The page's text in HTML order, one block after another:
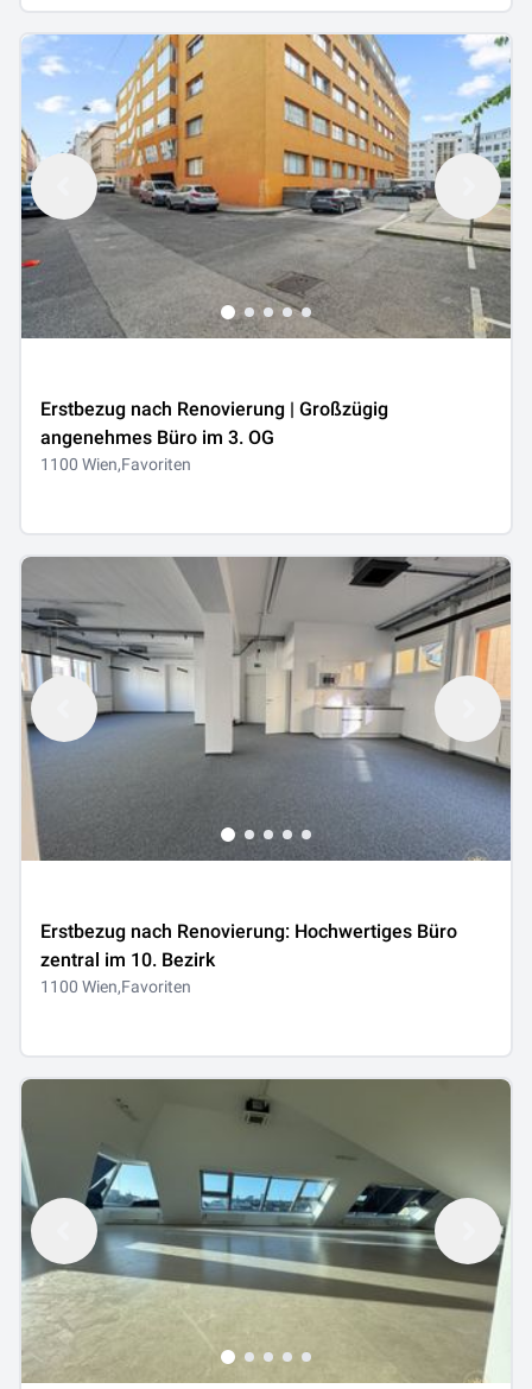
Erstbezug nach Renovierung | Großzügig
angenehmes Büro im 3. OG
1100 Wien,Favoriten
Erstbezug nach Renovierung: Hochwertiges Büro
zentral im 10. Bezirk
1100 Wien,Favoriten